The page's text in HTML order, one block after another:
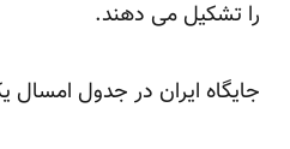
را تشکیل می دهند.
جایگاه ایران در جدول